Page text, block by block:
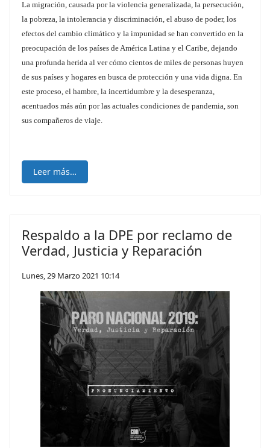
La migración, causada por la violencia generalizada, la persecución,
la pobreza, la intolerancia y discriminación, el abuso de poder, los
efectos del cambio climático y la impunidad se han convertido en la
preocupación de los países de América Latina y el Caribe, dejando
una profunda herida al ver cómo cientos de miles de personas huyen
de sus países y hogares en busca de protección y una vida digna. En
este proceso, el hambre, la incertidumbre y la desesperanza,
acentuados más aún por las actuales condiciones de pandemia, son
sus compañeros de viaje.
Leer más…
Respaldo a la DPE por reclamo de
Verdad, Justicia y Reparación
Lunes, 29 Marzo 2021 10:14